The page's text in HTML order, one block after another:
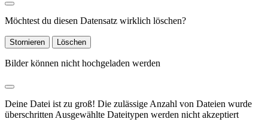
Möchtest du diesen Datensatz wirklich löschen?
Stornieren Löschen
Bilder können nicht hochgeladen werden
Deine Datei ist zu groß! Die zulässige Anzahl von Dateien wurde
überschritten Ausgewählte Dateitypen werden nicht akzeptiert